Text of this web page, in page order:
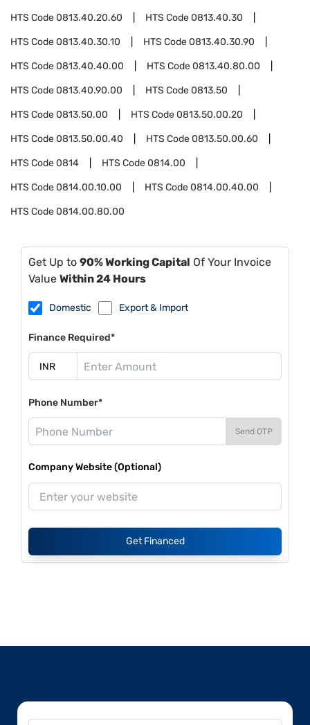
HTS Code0813.40.20.60 HTS Code0813.40.30
HTS Code0813.40.30.10 HTS Code0813.40.30.90
HTS Code0813.40.40.00 HTS Code0813.40.80.00
HTS Code0813.40.90.00 HTS Code0813.50
HTS Code0813.50.00 HTS Code0813.50.00.20
HTS Code0813.50.00.40 HTS Code0813.50.00.60
HTS Code0814 HTS Code0814.00
HTS Code0814.00.10.00 HTS Code0814.00.40.00
HTS Code0814.00.80.00
Get Up to 90% Working Capital Of Your Invoice
Value Within 24 Hours
Domestic Export & Import
Finance Required*
Phone Number*
Send OTP
Company Website (Optional)
Get Financed